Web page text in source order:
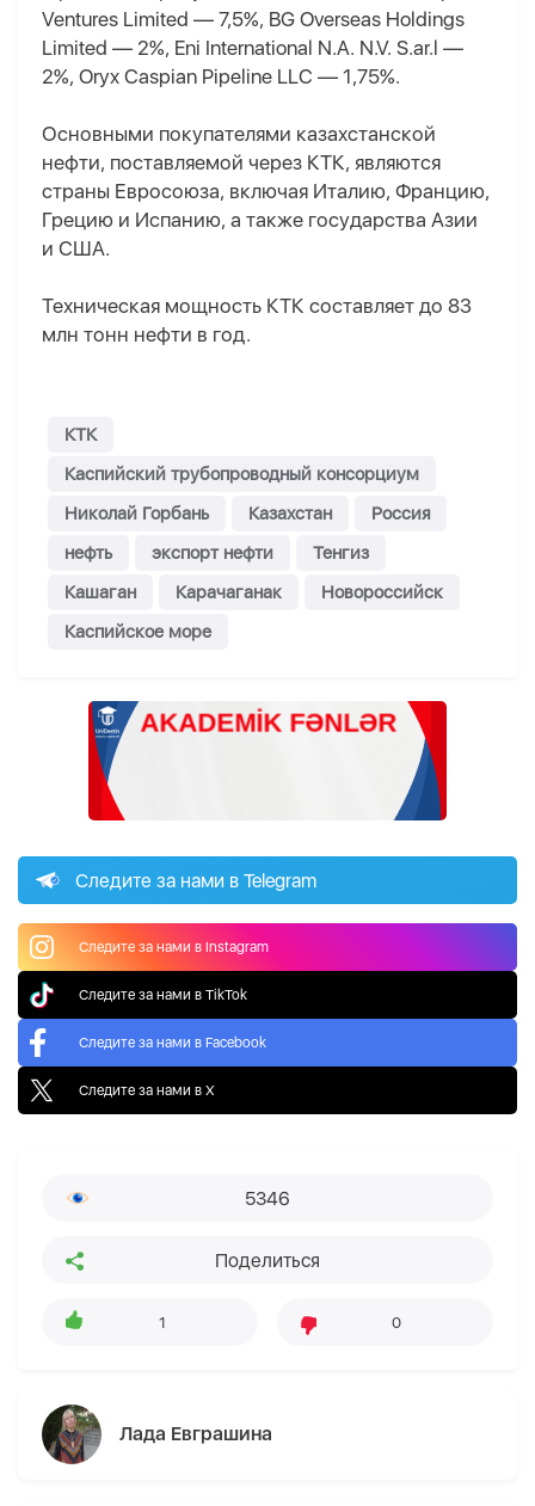
Ventures Limited — 7,5%, BG Overseas Holdings
Limited — 2%, Eni International N.A. N.V. S.ar.l —
2%, Oryx Caspian Pipeline LLC — 1,75%.
Основными покупателями казахстанской
нефти, поставляемой через КТК, являются
страны Евросоюза, включая Италию, Францию,
Грецию и Испанию, а также государства Азии
и США.
Техническая мощность КТК составляет до 83
млн тонн нефти в год.
КТК
Каспийский трубопроводный консорциум
Николай Горбань
Казахстан
Россия
нефть
экспорт нефти
Тенгиз
Кашаган
Карачаганак
Новороссийск
Каспийское море
Следите за нами в Telegram
Следите за нами в Instagram
Следите за нами в TikTok
Следите за нами в Facebook
Следите за нами в X
5346
Поделиться
1 0
Лада Евграшина